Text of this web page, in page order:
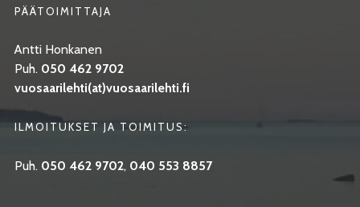
PÄÄTOIMITTAJA
Antti Honkanen
Puh. 050 462 9702
vuosaarilehti(at)vuosaarilehti.fi
ILMOITUKSET JA TOIMITUS:
Puh. 050 462 9702, 040 553 8857